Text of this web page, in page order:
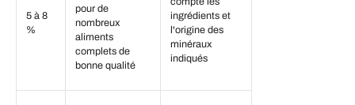
5 à 8
%
pour de
nombreux
aliments
complets de
bonne qualité
ingrédients et
l'origine des
minéraux
indiqués